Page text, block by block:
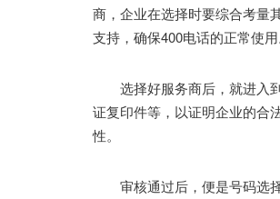
商，企业在选择时要综合考量
支持，确保400电话的正常使用
选择好服务商后，就进入到
证复印件等，以证明企业的合
性。
审核通过后，便是号码选择